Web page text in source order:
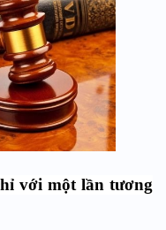
với một lần tương